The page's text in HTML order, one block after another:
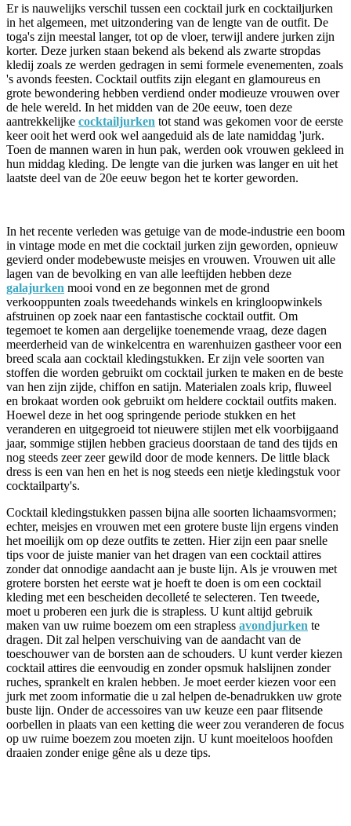
Er is nauwelijks verschil tussen een cocktail jurk en cocktailjurken
in het algemeen, met uitzondering van de lengte van de outfit. De
toga's zijn meestal langer, tot op de vloer, terwijl andere jurken zijn
korter. Deze jurken staan bekend als bekend als zwarte stropdas
kledij zoals ze werden gedragen in semi formele evenementen, zoals
's avonds feesten. Cocktail outfits zijn elegant en glamoureus en
grote bewondering hebben verdiend onder modieuze vrouwen over
de hele wereld. In het midden van de 20e eeuw, toen deze
aantrekkelijke cocktailjurken tot stand was gekomen voor de eerste
keer ooit het werd ook wel aangeduid als de late namiddag 'jurk.
Toen de mannen waren in hun pak, werden ook vrouwen gekleed in
hun middag kleding. De lengte van die jurken was langer en uit het
laatste deel van de 20e eeuw begon het te korter geworden.
In het recente verleden was getuige van de mode-industrie een boom
in vintage mode en met die cocktail jurken zijn geworden, opnieuw
gevierd onder modebewuste meisjes en vrouwen. Vrouwen uit alle
lagen van de bevolking en van alle leeftijden hebben deze
galajurken mooi vond en ze begonnen met de grond
verkooppunten zoals tweedehands winkels en kringloopwinkels
afstruinen op zoek naar een fantastische cocktail outfit. Om
tegemoet te komen aan dergelijke toenemende vraag, deze dagen
meerderheid van de winkelcentra en warenhuizen gastheer voor een
breed scala aan cocktail kledingstukken. Er zijn vele soorten van
stoffen die worden gebruikt om cocktail jurken te maken en de beste
van hen zijn zijde, chiffon en satijn. Materialen zoals krip, fluweel
en brokaat worden ook gebruikt om heldere cocktail outfits maken.
Hoewel deze in het oog springende periode stukken en het
veranderen en uitgegroeid tot nieuwere stijlen met elk voorbijgaand
jaar, sommige stijlen hebben gracieus doorstaan de tand des tijds en
nog steeds zeer zeer gewild door de mode kenners. De little black
dress is een van hen en het is nog steeds een nietje kledingstuk voor
cocktailparty's.
Cocktail kledingstukken passen bijna alle soorten lichaamsvormen;
echter, meisjes en vrouwen met een grotere buste lijn ergens vinden
het moeilijk om op deze outfits te zetten. Hier zijn een paar snelle
tips voor de juiste manier van het dragen van een cocktail attires
zonder dat onnodige aandacht aan je buste lijn. Als je vrouwen met
grotere borsten het eerste wat je hoeft te doen is om een cocktail
kleding met een bescheiden decolleté te selecteren. Ten tweede,
moet u proberen een jurk die is strapless. U kunt altijd gebruik
maken van uw ruime boezem om een strapless avondjurken te
dragen. Dit zal helpen verschuiving van de aandacht van de
toeschouwer van de borsten aan de schouders. U kunt verder kiezen
cocktail attires die eenvoudig en zonder opsmuk halslijnen zonder
ruches, sprankelt en kralen hebben. Je moet eerder kiezen voor een
jurk met zoom informatie die u zal helpen de-benadrukken uw grote
buste lijn. Onder de accessoires van uw keuze een paar flitsende
oorbellen in plaats van een ketting die weer zou veranderen de focus
op uw ruime boezem zou moeten zijn. U kunt moeiteloos hoofden
draaien zonder enige gêne als u deze tips.